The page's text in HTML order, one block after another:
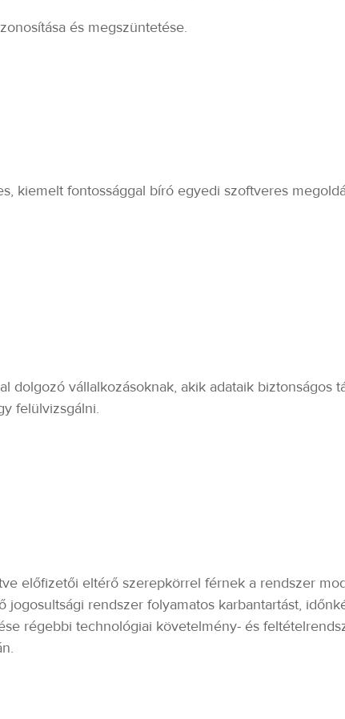
és megszüntetése.
kiemelt fontossággal bíró egyedi szoftveres
vállalkozásoknak, akik adataik biztonságos
felülvizsgálni.
előfizetői eltérő szerepkörrel férnek a rendszer
rendszer folyamatos karbantartást,
régebbi technológiai követelmény- és